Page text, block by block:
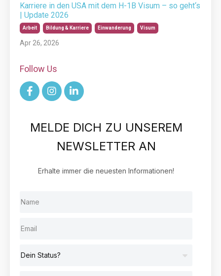
Karriere in den USA mit dem H-1B Visum – so geht‘s
| Update 2026
Arbeit Bildung & Karriere Einwanderung Visum
Apr 26, 2026
Follow Us
MELDE DICH ZU UNSEREM
NEWSLETTER AN
Erhalte immer die neuesten Informationen!